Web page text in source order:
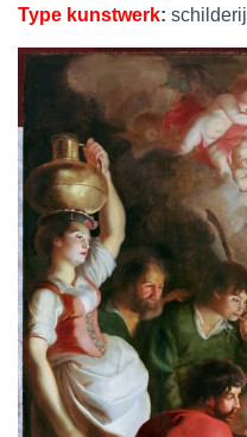
Type kunstwerk: schilderij